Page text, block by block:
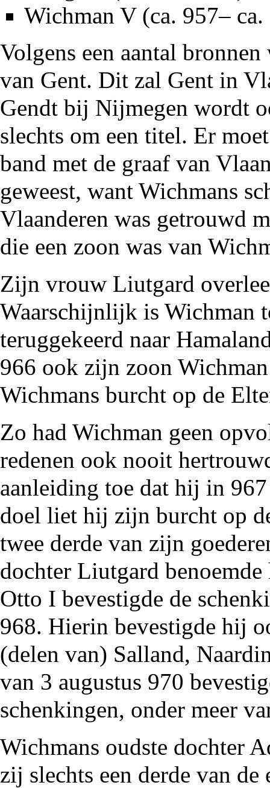
Wichman V(ca. 957– ca.
Volgens een aantal
van Gent. Dit zal Gent in
Gendt bij Nijmegen wordt
slechts om een titel. Er
band met de graaf van
geweest, want Wichmans
Vlaanderen was getrouwd
die een zoon was van
Zijn vrouw Liutgard
Waarschijnlijk is Wichman
teruggekeerd naar
966 ook zijn zoon
Wichmans burcht op de
Zo had Wichman geen
redenen ook nooit
aanleiding toe dat hij in 967
doel liet hij zijn burcht op
twee derde van zijn
dochter Liutgard
Otto I bevestigde de
968. Hierin bevestigde hij
(delen van) Salland,
van 3 augustus 970
schenkingen, onder meer
Wichmans oudste dochter
zij slechts een derde van